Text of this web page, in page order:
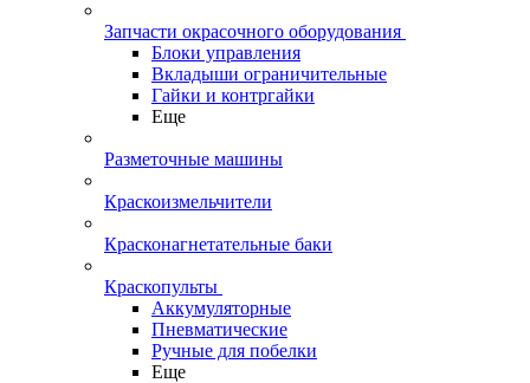
Запчасти окрасочного оборудования
Блоки управления
Вкладыши ограничительные
Гайки и контргайки
Еще
Разметочные машины
Краскоизмельчители
Красконагнетательные баки
Краскопульты
Аккумуляторные
Пневматические
Ручные для побелки
Еще